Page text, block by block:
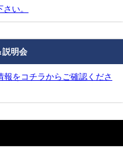
い。
説明会
をコチラからご確認くださ